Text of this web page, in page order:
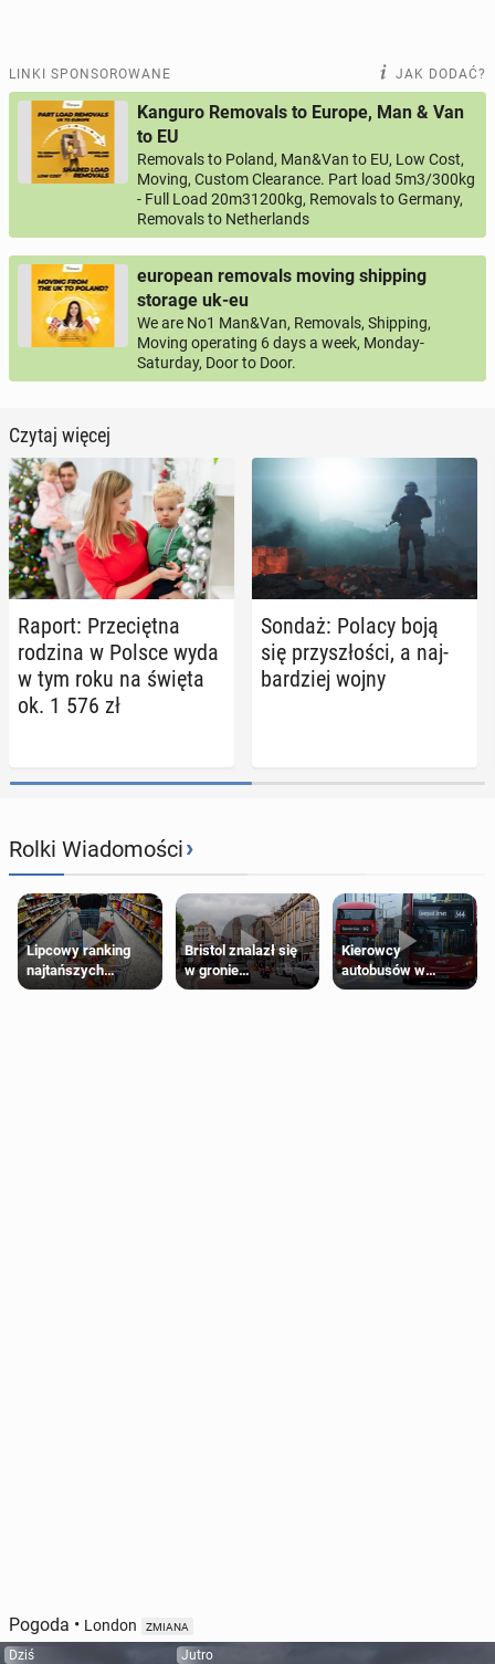
LINKI SPONSOROWANE JAK DODAĆ?
Kanguro Removals to Europe, Man & Van
to EU
Removals to Poland, Man&Van to EU, Low Cost,
Moving, Custom Clearance. Part load 5m3/300kg
- Full Load 20m31200kg, Removals to Germany,
Removals to Netherlands
european removals moving shipping
storage uk-eu
We are No1 Man&Van, Removals, Shipping,
Moving operating 6 days a week, Monday-
Saturday, Door to Door.
Czytaj więcej
Raport: Prze­cięt­na
rodzina w Polsce wyda
w tym roku na święta
ok. 1 576 zł
Sondaż: Polacy boją
się przy­szło­ści, a naj­
bar­dziej wojny
Rolki Wiadomości›
Lipcowy ranking
najtańszych
supermarketów
Bristol znalazł się
w gronie
najlepszych
Kierowcy
autobusów w
Londynie
Pogoda • London ZMIANA
Dziś
Jutro